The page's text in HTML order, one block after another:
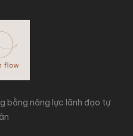
bằng năng lực lãnh đạo tự